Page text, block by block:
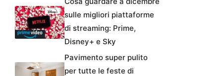
sulle migliori piattaforme
di streaming: Prime,
Disney+ e Sky
Pavimento super pulito
per tutte le feste di